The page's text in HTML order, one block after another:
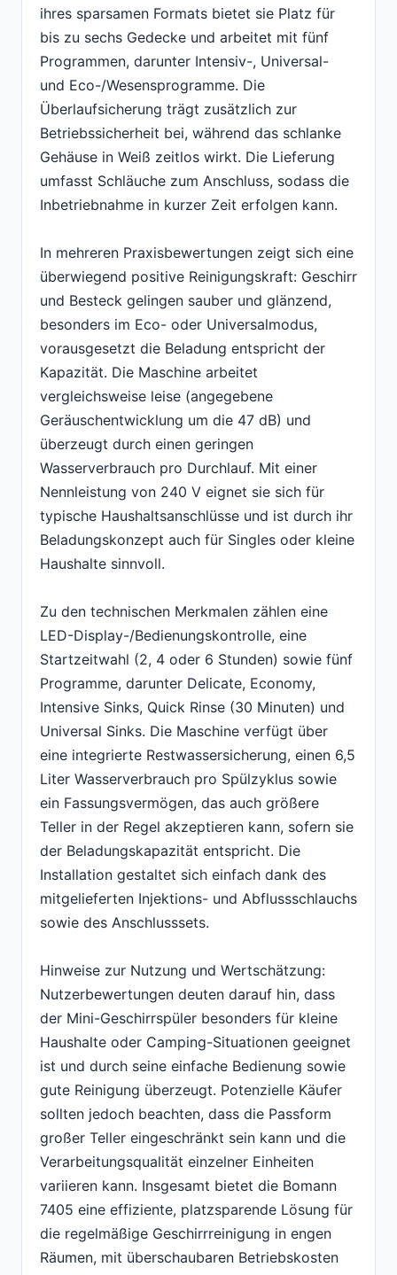
ihres sparsamen Formats bietet sie Platz für
bis zu sechs Gedecke und arbeitet mit fünf
Programmen, darunter Intensiv-, Universal-
und Eco-/Wesensprogramme. Die
Überlaufsicherung trägt zusätzlich zur
Betriebssicherheit bei, während das schlanke
Gehäuse in Weiß zeitlos wirkt. Die Lieferung
umfasst Schläuche zum Anschluss, sodass die
Inbetriebnahme in kurzer Zeit erfolgen kann.
In mehreren Praxisbewertungen zeigt sich eine
überwiegend positive Reinigungskraft: Geschirr
und Besteck gelingen sauber und glänzend,
besonders im Eco- oder Universalmodus,
vorausgesetzt die Beladung entspricht der
Kapazität. Die Maschine arbeitet
vergleichsweise leise (angegebene
Geräuschentwicklung um die 47 dB) und
überzeugt durch einen geringen
Wasserverbrauch pro Durchlauf. Mit einer
Nennleistung von 240 V eignet sie sich für
typische Haushaltsanschlüsse und ist durch ihr
Beladungskonzept auch für Singles oder kleine
Haushalte sinnvoll.
Zu den technischen Merkmalen zählen eine
LED-Display-/Bedienungskontrolle, eine
Startzeitwahl (2, 4 oder 6 Stunden) sowie fünf
Programme, darunter Delicate, Economy,
Intensive Sinks, Quick Rinse (30 Minuten) und
Universal Sinks. Die Maschine verfügt über
eine integrierte Restwassersicherung, einen 6,5
Liter Wasserverbrauch pro Spülzyklus sowie
ein Fassungsvermögen, das auch größere
Teller in der Regel akzeptieren kann, sofern sie
der Beladungskapazität entspricht. Die
Installation gestaltet sich einfach dank des
mitgelieferten Injektions- und Abflussschlauchs
sowie des Anschlusssets.
Hinweise zur Nutzung und Wertschätzung:
Nutzerbewertungen deuten darauf hin, dass
der Mini-Geschirrspüler besonders für kleine
Haushalte oder Camping-Situationen geeignet
ist und durch seine einfache Bedienung sowie
gute Reinigung überzeugt. Potenzielle Käufer
sollten jedoch beachten, dass die Passform
großer Teller eingeschränkt sein kann und die
Verarbeitungsqualität einzelner Einheiten
variieren kann. Insgesamt bietet die Bomann
7405 eine effiziente, platzsparende Lösung für
die regelmäßige Geschirrreinigung in engen
Räumen, mit überschaubaren Betriebskosten